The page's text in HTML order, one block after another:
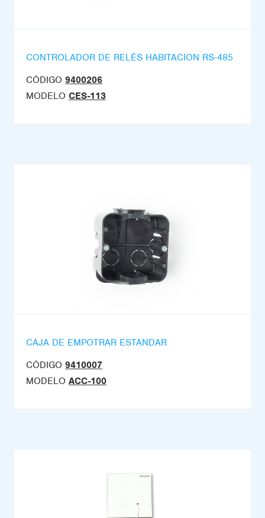
CONTROLADOR DE RELÉS HABITACION RS-485
CÓDIGO 9400206
MODELO CES-113
CAJA DE EMPOTRAR ESTANDAR
CÓDIGO 9410007
MODELO ACC-100